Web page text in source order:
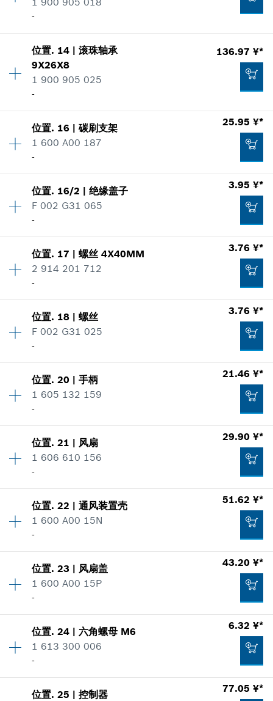
1.71 ¥*
*显示的价格包含增值税
零件信息
显示在插图
41.14 ¥*
*显示的价格包含增值税
-
数量 1
价格类组
零件信息
显示在插图
10.54 ¥*
加入购物车
位置. 14 |滚珠轴承
9X26X8
1 900 905 025
-
136.97 ¥*
数量 1
价格类组: 00
使用证明
显示在插图
136.97 ¥*
位置. 16 |碳刷支架
1 600 A00 187
-
25.95 ¥*
价格类组: 00
显示在插图
25.95 ¥*
* 显示的价格包含增值税
位置. 16/2 |绝缘盖子
F 002 G31 065
-
3.95 ¥*
价格类组 :00
显示在插图
3.95 ¥*
*显示的价格包含增值税
位置. 17 |螺丝 4X40MM
2 914 201 712
-
3.76 ¥*
价格类组 :00
显示在插图
3.76 ¥*
*显示的价格包含增值税
加入购物车
位置. 18 |螺丝
F 002 G31 025
-
3.76 ¥*
价格类组 :00
显示在插图
3.76 ¥*
*显示的价格包含增值税
位置.20 |手柄
1 605 132 159
-
21.46 ¥*
价格类组 :00
显示在插图
21.46 ¥*
*显示的价格包含增值税
位置.21 | 风扇
1 606 610 156
-
29.90 ¥*
价格类组 :00
显示在插图
29.90 ¥*
*显示的价格包含增值税
位置.22 |通风装置壳
1 600 A00 15N
-
51.62 ¥*
价格类组 :00
显示在插图
51.62 ¥*
位置.23 | 风扇盖
1 600 A00 15P
-
43.20 ¥*
价格类组 :00
显示在插图
位置.24 |六角螺母 M6
1 613 300 006
-
6.32 ¥*
价格类组 :00
位置.25 |控制器
77.05 ¥*